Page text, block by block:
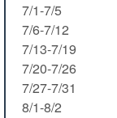
7/1-7/5
7/6-7/12
7/13-7/19
7/20-7/26
7/27-7/31
8/1-8/2